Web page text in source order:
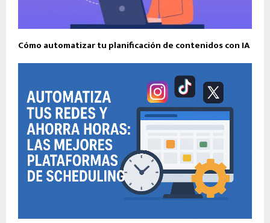
Cómo automatizar tu planificación de contenidos con IA